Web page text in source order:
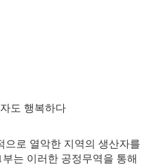
도 행복하다
으로 열악한 지역의 생산자
는 이러한 공정무역을 통